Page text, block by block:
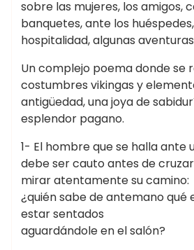
sobre las mujeres, los amigos,
banquetes, ante los
hospitalidad, algunas
Un complejo poema donde se
costumbres vikingas y
antigüedad, una joya de
esplendor pagano.
1- El hombre que se halla ante
debe ser cauto antes de
mirar atentamente su camino:
¿quién sabe de antemano qué
estar sentados
aguardándole en el salón?